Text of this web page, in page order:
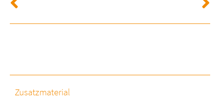
Zusatzmaterial